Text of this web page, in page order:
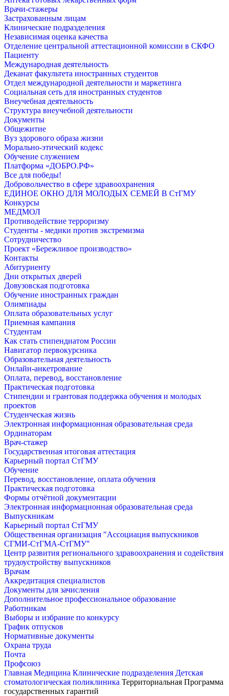
Врачи-стажеры
Застрахованным лицам
Клинические подразделения
Независимая оценка качества
Отделение центральной аттестационной комиссии в СКФО
Пациенту
Международная деятельность
Деканат факультета иностранных студентов
Отдел международной деятельности и маркетинга
Социальная сеть для иностранных студентов
Внеучебная деятельность
Структура внеучебной деятельности
Документы
Общежитие
Вуз здорового образа жизни
Морально-этический кодекс
Обучение служением
Платформа «ДОБРО.РФ»
Все для победы!
Добровольчество в сфере здравоохранения
ЕДИНОЕ ОКНО ДЛЯ МОЛОДЫХ СЕМЕЙ В СтГМУ
Конкурсы
МЕДМОЛ
Противодействие терроризму
Студенты - медики против экстремизма
Сотрудничество
Проект «Бережливое производство»
Контакты
Абитуриенту
Дни открытых дверей
Довузовская подготовка
Обучение иностранных граждан
Олимпиады
Оплата образовательных услуг
Приемная кампания
Студентам
Как стать стипендиатом России
Навигатор первокурсника
Образовательная деятельность
Онлайн-анкетрование
Оплата, перевод, восстановление
Практическая подготовка
Стипендии и грантовая поддержка обучения и молодых
проектов
Студенческая жизнь
Электронная информационная образовательная среда
Ординаторам
Врач-стажер
Государственная итоговая аттестация
Карьерный портал СтГМУ
Обучение
Перевод, восстановление, оплата обучения
Практическая подготовка
Формы отчётной документации
Электронная информационная образовательная среда
Выпускникам
Карьерный портал СтГМУ
Общественная организация "Ассоциация выпускников
СГМИ-СтГМА-СтГМУ"
Центр развития регионального здравоохранения и содействия
трудоустройству выпускников
Врачам
Аккредитация специалистов
Документы для зачисления
Дополнительное профессиональное образование
Работникам
Выборы и избрание по конкурсу
График отпусков
Нормативные документы
Охрана труда
Почта
Профсоюз
Главная Медицина Клинические подразделения Детская
стоматологическая поликлиника Территориальная Программа
государственных гарантий